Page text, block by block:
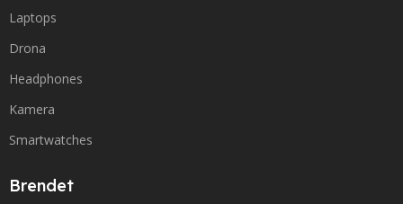
Laptops
Drona
Headphones
Kamera
Smartwatches
Brendet